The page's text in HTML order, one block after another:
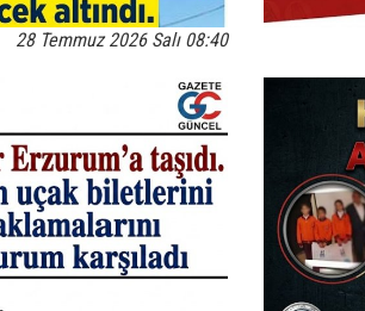
28 Temmuz 2026 Salı 08:40